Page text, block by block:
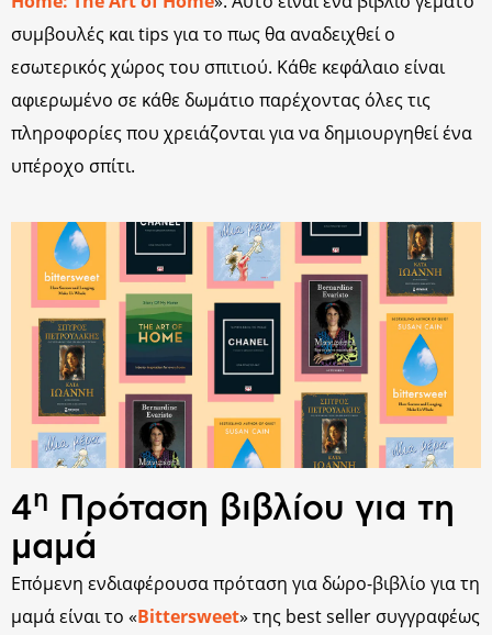
συμβουλές και tips για το πως θα αναδειχθεί ο
εσωτερικός χώρος του σπιτιού. Κάθε κεφάλαιο είναι
αφιερωμένο σε κάθε δωμάτιο παρέχοντας όλες τις
πληροφορίες που χρειάζονται για να δημιουργηθεί ένα
υπέροχο σπίτι.
4η
Πρόταση βιβλίου για τη
μαμά
Επόμενη ενδιαφέρουσα πρόταση για δώρο-βιβλίο για τη
μαμά είναι το «Bittersweet» της best seller συγγραφέως